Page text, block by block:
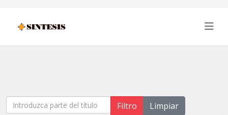
Introduzca parte del título Filtro
Limpiar